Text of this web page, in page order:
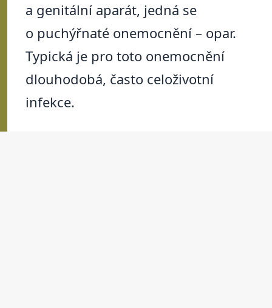
a genitální aparát, jedná se
o puchýřnaté onemocnění – opar.
Typická je pro toto onemocnění
dlouhodobá, často celoživotní
infekce.